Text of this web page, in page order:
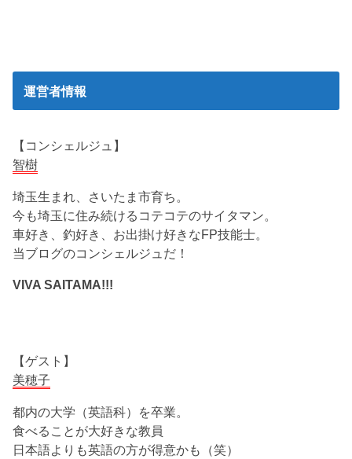
運営者情報
【コンシェルジュ】
智樹
埼玉生まれ、さいたま市育ち。
今も埼玉に住み続けるコテコテのサイタマン。
車好き、釣好き、お出掛け好きなFP技能士。
当ブログのコンシェルジュだ！
VIVA SAITAMA!!!
【ゲスト】
美穂子
都内の大学（英語科）を卒業。
食べることが大好きな教員
日本語よりも英語の方が得意かも（笑）